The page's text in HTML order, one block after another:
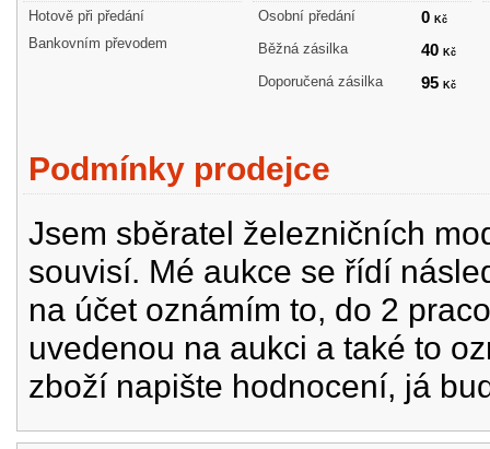
Hotově při předání
Bankovním převodem
Osobní předání
0 Kč
Běžná zásilka 40 Kč
Doporučená zásilka 95 Kč
Podmínky prodejce
Jsem sběratel železničních
souvisí. Mé aukce se řídí
na účet oznámím to, do 2
uvedenou na aukci a také to
zboží napište hodnocení, já